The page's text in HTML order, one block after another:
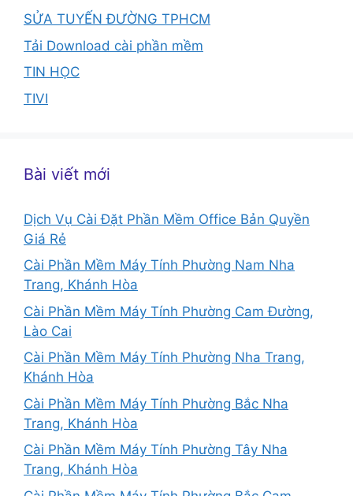
SỬA TUYẾN ĐƯỜNG TPHCM
Tải Download cài phần mềm
TIN HỌC
TIVI
Bài viết mới
Dịch Vụ Cài Đặt Phần Mềm Office Bản Quyền
Giá Rẻ
Cài Phần Mềm Máy Tính Phường Nam Nha
Trang, Khánh Hòa
Cài Phần Mềm Máy Tính Phường Cam Đường,
Lào Cai
Cài Phần Mềm Máy Tính Phường Nha Trang,
Khánh Hòa
Cài Phần Mềm Máy Tính Phường Bắc Nha
Trang, Khánh Hòa
Cài Phần Mềm Máy Tính Phường Tây Nha
Trang, Khánh Hòa